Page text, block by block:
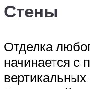
Стены
Отделка
начинается с
вертикальных